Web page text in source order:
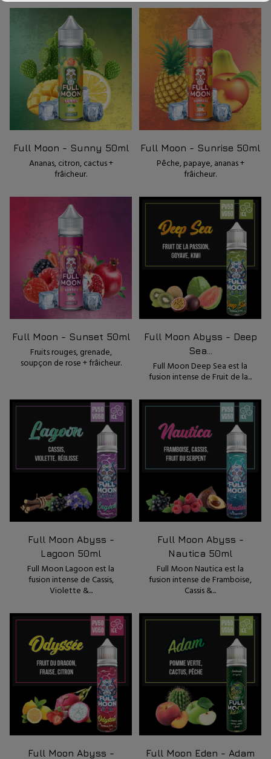
Full Moon - Sunny 50ml
Ananas, citron, cactus +
frâicheur.
Full Moon - Sunrise 50ml
Pêche, papaye, ananas +
frâicheur.
Full Moon - Sunset 50ml
Fruits rouges, grenade,
soupçon de rose + frâicheur.
Full Moon Abyss - Deep
Sea...
Full Moon Deep Sea est la
fusion intense de Fruit de la...
Full Moon Abyss -
Lagoon 50ml
Full Moon Lagoon est la
fusion intense de Cassis,
Violette &...
Full Moon Abyss -
Nautica 50ml
Full Moon Nautica est la
fusion intense de Framboise,
Cassis &...
Full Moon Abyss -
Full Moon Eden - Adam